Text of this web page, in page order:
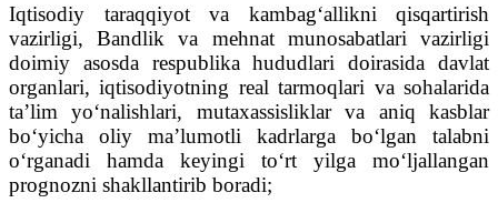
Iqtisodiy taraqqiyot va kambag‘allikni qisqartirish
vazirligi, Bandlik va mehnat munosabatlari vazirligi
doimiy asosda respublika hududlari doirasida davlat
organlari, iqtisodiyotning real tarmoqlari va sohalarida
ta’lim yo‘nalishlari, mutaxassisliklar va aniq kasblar
bo‘yicha oliy ma’lumotli kadrlarga bo‘lgan talabni
o‘rganadi hamda keyingi to‘rt yilga mo‘ljallangan
prognozni shakllantirib boradi;